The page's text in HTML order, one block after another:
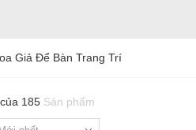
Giả Để Bàn Trang Trí
185 Sản phẩm